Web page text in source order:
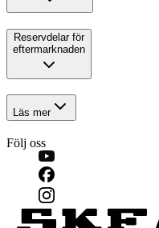
Reservdelar för
eftermarknaden
Läs mer
Följ oss